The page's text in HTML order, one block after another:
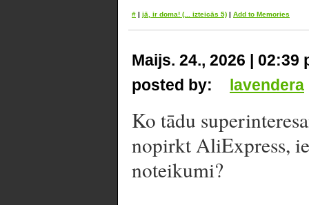
# | jā, ir doma! (... izteicās 5) | Add to Memories
Maijs. 24., 2026 | 02:39
posted by:
lavendera
Ko tādu
nopirkt AliExpress,
noteikumi?